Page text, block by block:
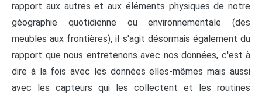
rapport aux autres et aux éléments physiques de notre
géographie quotidienne ou environnementale (des
meubles aux frontières), il s'agit désormais également du
rapport que nous entretenons avec nos données, c'est à
dire à la fois avec les données elles-mêmes mais aussi
avec les capteurs qui les collectent et les routines